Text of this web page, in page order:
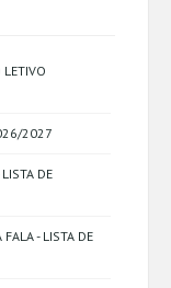
LETIVO
2027
DE
FALA - LISTA DE